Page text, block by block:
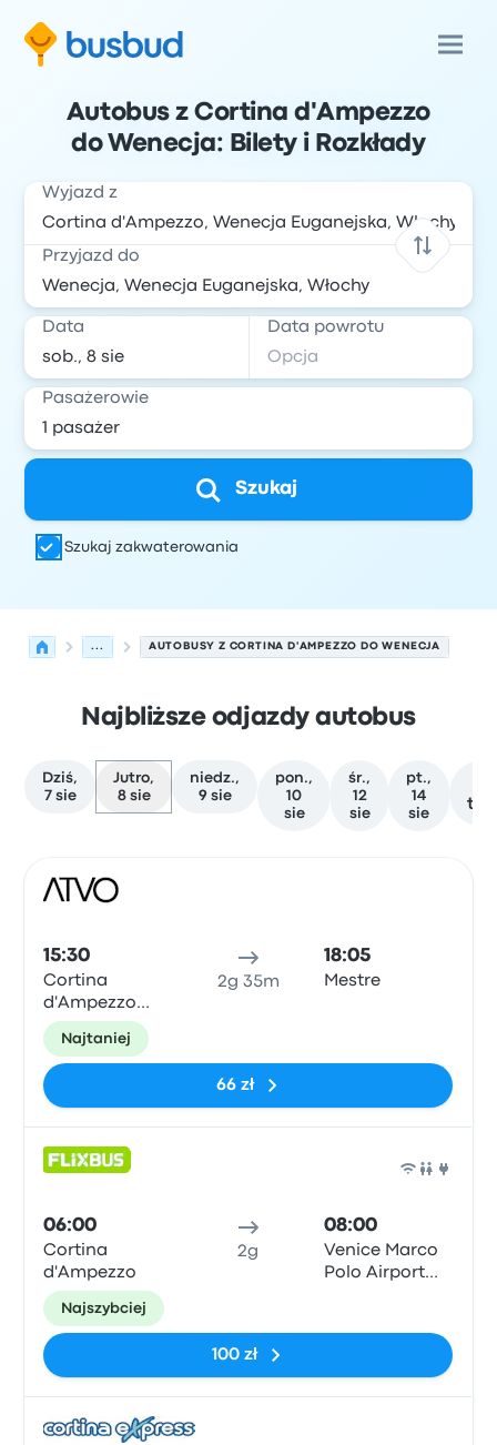
Autobus z Cortina d'Ampezzo
do Wenecja: Bilety i Rozkłady
Wyjazd z
Przyjazd do
Data Data powrotu
Pasażerowie
Szukaj
Szukaj zakwaterowania
... AUTOBUSY Z CORTINA D'AMPEZZO DO WENECJA
Najbliższe odjazdy autobus
Dziś,
7 sie
Jutro,
8 sie
niedz.,
9 sie
pon.,
10
sie
śr.,
12
sie
pt.,
14
sie
15:30
Cortina
d'Ampezzo
Piazza Roma
2g 35m
18:05
Mestre
Najtaniej
66 zł
06:00
Cortina
d'Ampezzo
2g
08:00
Venice Marco
Polo Airport
Najszybciej
100 zł